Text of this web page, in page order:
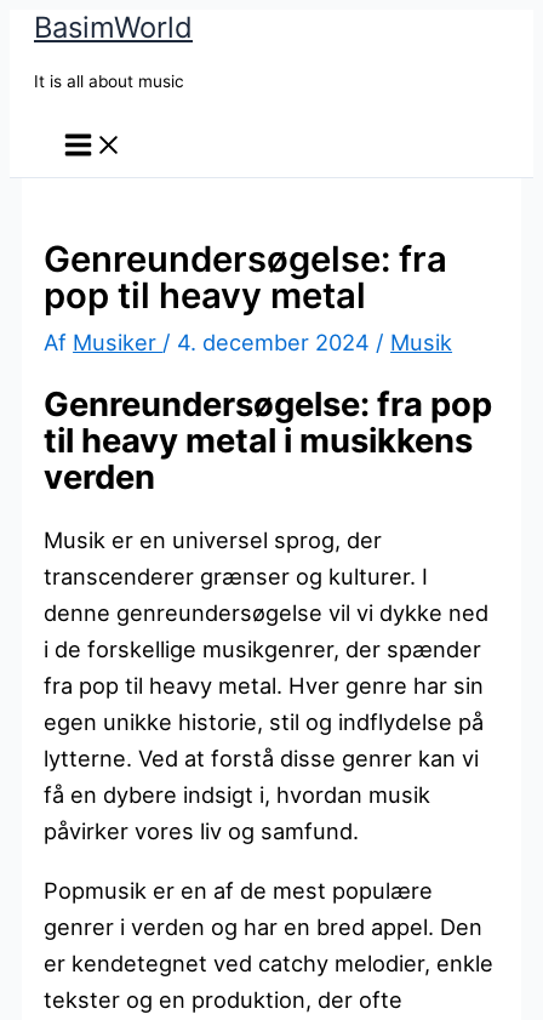
BasimWorld
It is all about music
Genreundersøgelse: fra
pop til heavy metal
Af Musiker / 4. december 2024 / Musik
Genreundersøgelse: fra pop
til heavy metal i musikkens
verden
Musik er en universel sprog, der
transcenderer grænser og kulturer. I
denne genreundersøgelse vil vi dykke ned
i de forskellige musikgenrer, der spænder
fra pop til heavy metal. Hver genre har sin
egen unikke historie, stil og indflydelse på
lytterne. Ved at forstå disse genrer kan vi
få en dybere indsigt i, hvordan musik
påvirker vores liv og samfund.
Popmusik er en af de mest populære
genrer i verden og har en bred appel. Den
er kendetegnet ved catchy melodier, enkle
tekster og en produktion, der ofte